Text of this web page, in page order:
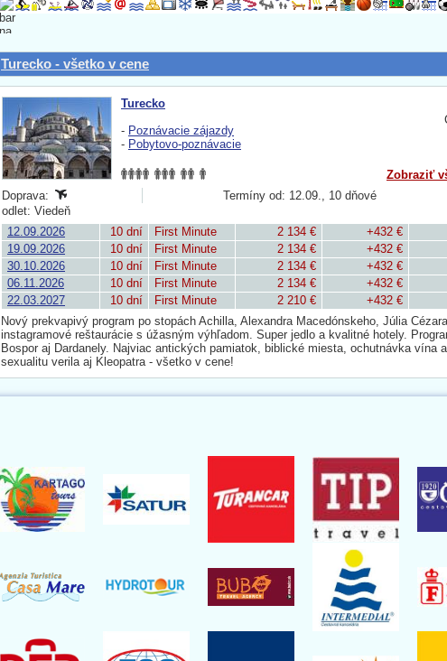
Turecko - všetko v cene
Turecko
- Poznávacie zájazdy
- Pobytovo-poznávacie
Zobraziť
Doprava:
Termíny od: 12.09., 10 dňové
odlet: Viedeň
12.09.2026
10 dní First Minute 2 134 € +432 €
19.09.2026
10 dní First Minute 2 134 € +432 €
30.10.2026
10 dní First Minute 2 134 € +432 €
06.11.2026
10 dní First Minute 2 134 € +432 €
22.03.2027
10 dní First Minute 2 210 € +432 €
Nový prekvapivý program po stopách Achilla, Alexandra Macedónskeho, Júlia
instagramové reštaurácie s úžasným výhľadom. Super jedlo a kvalitné hotely.
Bospor aj Dardanely. Najviac antických pamiatok, biblické miesta, ochutnávka vína
sexualitu verila aj Kleopatra - všetko v cene!